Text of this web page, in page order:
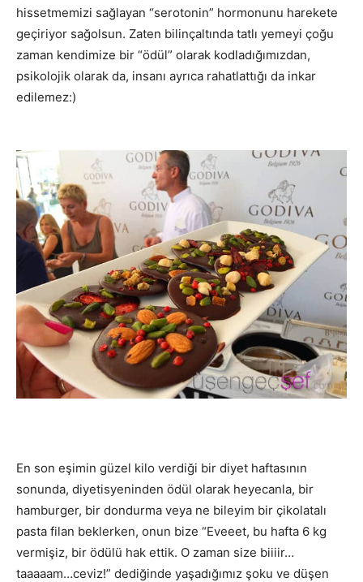
hissetmemizi sağlayan “serotonin” hormonunu harekete
geçiriyor sağolsun. Zaten bilinçaltında tatlı yemeyi çoğu
zaman kendimize bir “ödül” olarak kodladığımızdan,
psikolojik olarak da, insanı ayrıca rahatlattığı da inkar
edilemez:)
En son eşimin güzel kilo verdiği bir diyet haftasının
sonunda, diyetisyeninden ödül olarak heyecanla, bir
hamburger, bir dondurma veya ne bileyim bir çikolatalı
pasta filan beklerken, onun bize “Eveeet, bu hafta 6 kg
vermişiz, bir ödülü hak ettik. O zaman size biiiir…
taaaaam…ceviz!” dediğinde yaşadığımız şoku ve düşen